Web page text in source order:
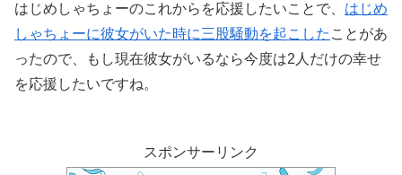
はじめしゃちょーのこれからを応援したいことで、 はじめ
しゃちょーに彼女がいた時に三股騒動を起こした ことがあ
ったので、もし現在彼女がいるなら今度は2人だけの幸せ
を応援したいですね。
スポンサーリンク